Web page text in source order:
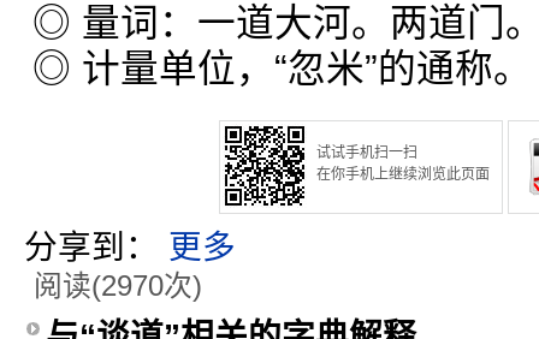
◎ 量词：一道大河。两道门
◎ 计量单位，“忽米”的通称。
试试手机扫一扫
在你手机上继续浏览此页面
分享到： 更多
阅读(2970次)